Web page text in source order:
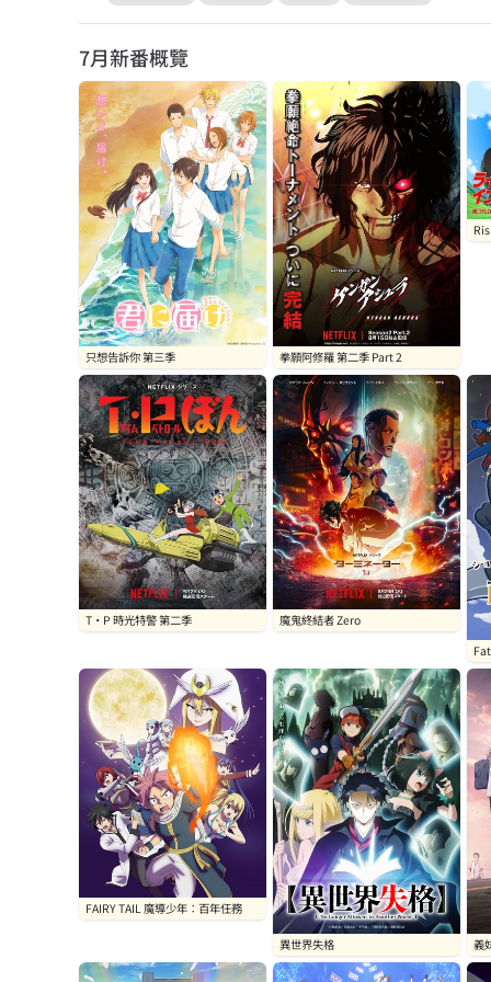
7月新番概覽
只想告訴你 第三季 拳願阿修羅 第二季 Part 2
T·P 時光特警 第二季
魔鬼終結者 Zero
香
FAIRY TAIL 魔導少年：百年任務
異世界失格 義